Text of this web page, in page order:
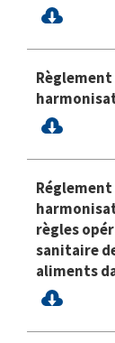
règles
sanitaire
aliments